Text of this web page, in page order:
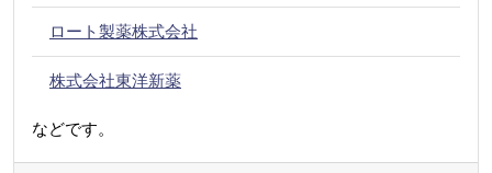
ロート製薬株式会社
株式会社東洋新薬
などです。